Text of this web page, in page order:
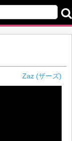
Zaz (ザーズ)